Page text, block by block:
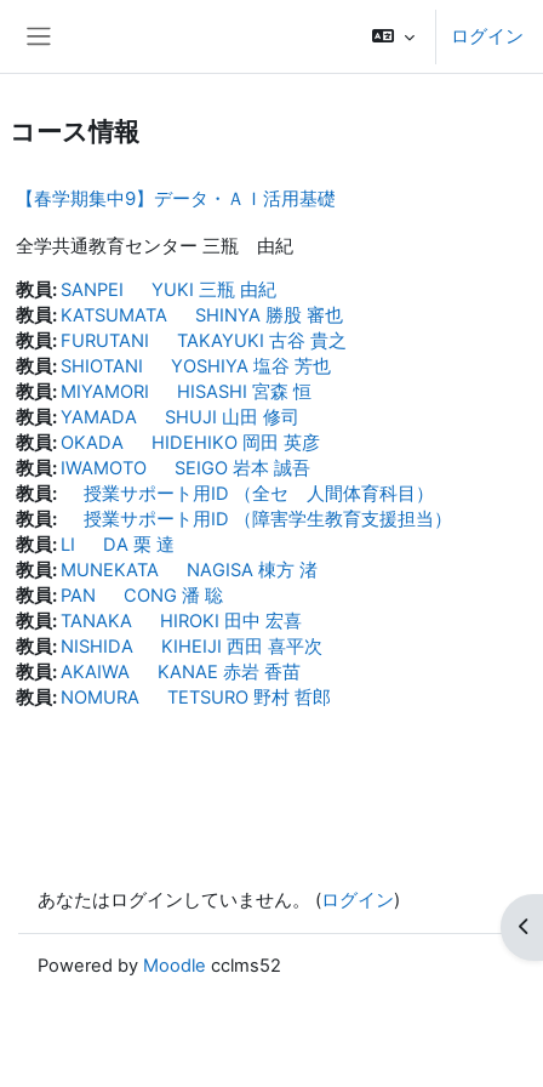
ログイン
ブ
コース情報
【春学期集中9】データ・ＡＩ活用基礎
全学共通教育センター 三瓶 由紀
教員: SANPEI YUKI 三瓶 由紀
教員: KATSUMATA SHINYA 勝股 審也
教員: FURUTANI TAKAYUKI 古谷 貴之
教員: SHIOTANI YOSHIYA 塩谷 芳也
教員: MIYAMORI HISASHI 宮森 恒
教員:YAMADA SHUJI 山田 修司
教員:OKADA HIDEHIKO 岡田 英彦
教員: IWAMOTO SEIGO 岩本 誠吾
教員:
授業サポート用ID （全セ 人間体育科目）
教員:
授業サポート用ID （障害学生教育支援担当）
教員: LI DA 栗 達
教員: MUNEKATA NAGISA 棟方 渚
教員: PAN CONG 潘 聡
教員:TANAKA HIROKI 田中 宏喜
教員: NISHIDA KIHEIJI 西田 喜平次
教員:AKAIWA KANAE 赤岩 香苗
教員: NOMURA TETSURO 野村 哲郎
あなたはログインしていません。 (ログイン)
Powered by Moodle cclms52